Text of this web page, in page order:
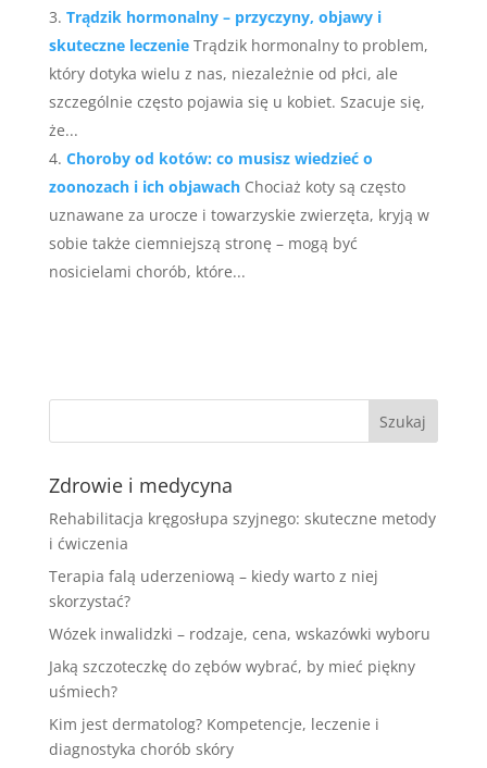
Trądzik hormonalny – przyczyny, objawy i
skuteczne leczenie Trądzik hormonalny to problem,
który dotyka wielu z nas, niezależnie od płci, ale
szczególnie często pojawia się u kobiet. Szacuje się,
że...
Choroby od kotów: co musisz wiedzieć o
zoonozach i ich objawach Chociaż koty są często
uznawane za urocze i towarzyskie zwierzęta, kryją w
sobie także ciemniejszą stronę – mogą być
nosicielami chorób, które...
Zdrowie i medycyna
Rehabilitacja kręgosłupa szyjnego: skuteczne metody
i ćwiczenia
Terapia falą uderzeniową – kiedy warto z niej
skorzystać?
Wózek inwalidzki – rodzaje, cena, wskazówki wyboru
Jaką szczoteczkę do zębów wybrać, by mieć piękny
uśmiech?
Kim jest dermatolog? Kompetencje, leczenie i
diagnostyka chorób skóry